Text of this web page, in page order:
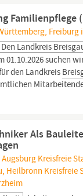
Familienpflege
Freiburg
Landkreis
01.10.2026 suchen
den Landkreis
Als
Kreisfreie
Heilbronn